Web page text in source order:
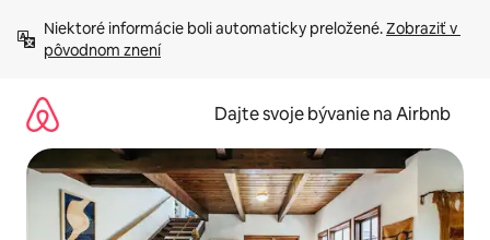
obsah.
Niektoré informácie boli automaticky preložené. Zobraziť v
pôvodnom znení
Dajte svoje bývanie na Airbnb